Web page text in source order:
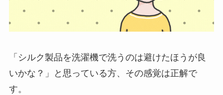
「シルク製品を洗濯機で洗うのは避けたほうが良
いかな？」と思っている方、その感覚は正解で
す。